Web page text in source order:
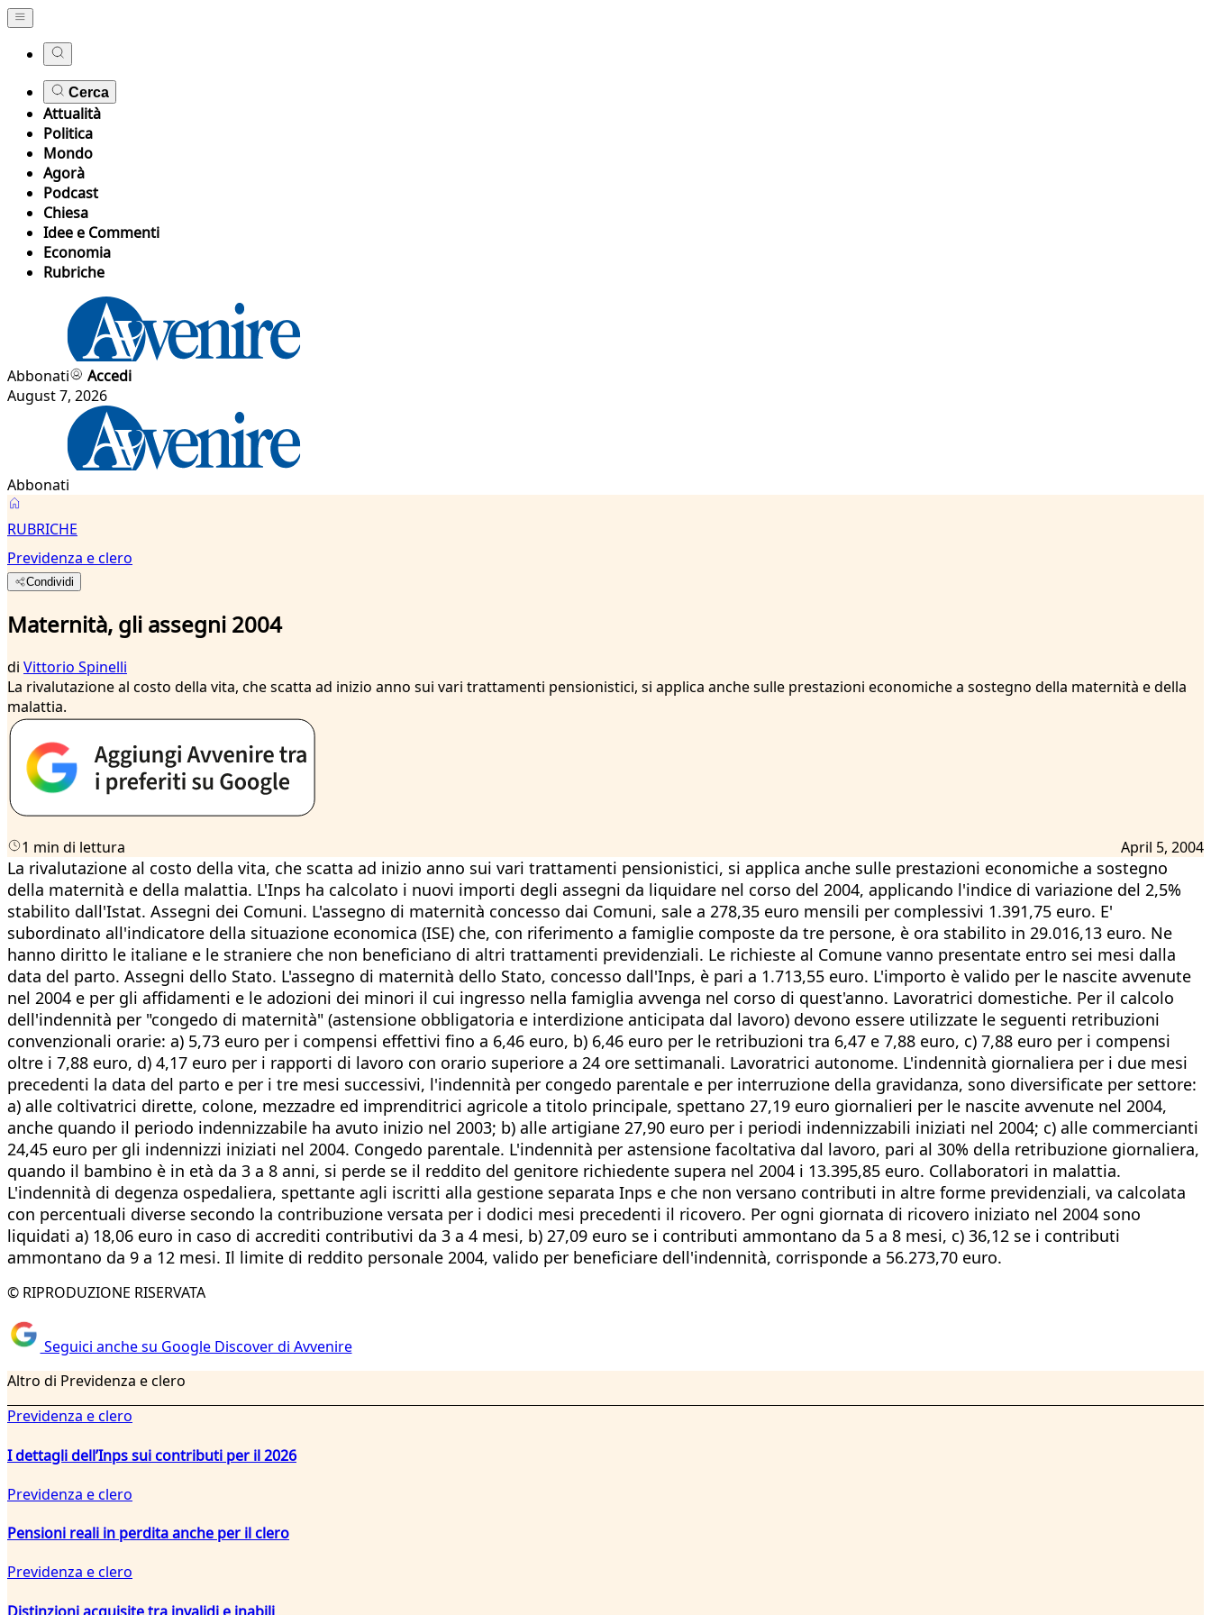
Cerca
Attualità
Politica
Mondo
Agorà
Podcast
Chiesa
Idee e Commenti
Economia
Rubriche
Abbonati
Accedi
August 7, 2026
Abbonati
RUBRICHE
Previdenza e clero
Condividi
Maternità, gli assegni 2004
di Vittorio Spinelli
La rivalutazione al costo della vita, che scatta ad inizio anno sui vari trattamenti pensionistici, si applica anche sulle prestazioni economiche a sostegno della maternità e della
malattia.
1 min di lettura April 5, 2004
La rivalutazione al costo della vita, che scatta ad inizio anno sui vari trattamenti pensionistici, si applica anche sulle prestazioni economiche a sostegno
della maternità e della malattia. L'Inps ha calcolato i nuovi importi degli assegni da liquidare nel corso del 2004, applicando l'indice di variazione del 2,5%
stabilito dall'Istat. Assegni dei Comuni. L'assegno di maternità concesso dai Comuni, sale a 278,35 euro mensili per complessivi 1.391,75 euro. E'
subordinato all'indicatore della situazione economica (ISE) che, con riferimento a famiglie composte da tre persone, è ora stabilito in 29.016,13 euro. Ne
hanno diritto le italiane e le straniere che non beneficiano di altri trattamenti previdenziali. Le richieste al Comune vanno presentate entro sei mesi dalla
data del parto. Assegni dello Stato. L'assegno di maternità dello Stato, concesso dall'Inps, è pari a 1.713,55 euro. L'importo è valido per le nascite avvenute
nel 2004 e per gli affidamenti e le adozioni dei minori il cui ingresso nella famiglia avvenga nel corso di quest'anno. Lavoratrici domestiche. Per il calcolo
dell'indennità per "congedo di maternità" (astensione obbligatoria e interdizione anticipata dal lavoro) devono essere utilizzate le seguenti retribuzioni
convenzionali orarie: a) 5,73 euro per i compensi effettivi fino a 6,46 euro, b) 6,46 euro per le retribuzioni tra 6,47 e 7,88 euro, c) 7,88 euro per i compensi
oltre i 7,88 euro, d) 4,17 euro per i rapporti di lavoro con orario superiore a 24 ore settimanali. Lavoratrici autonome. L'indennità giornaliera per i due mesi
precedenti la data del parto e per i tre mesi successivi, l'indennità per congedo parentale e per interruzione della gravidanza, sono diversificate per settore:
a) alle coltivatrici dirette, colone, mezzadre ed imprenditrici agricole a titolo principale, spettano 27,19 euro giornalieri per le nascite avvenute nel 2004,
anche quando il periodo indennizzabile ha avuto inizio nel 2003; b) alle artigiane 27,90 euro per i periodi indennizzabili iniziati nel 2004; c) alle commercianti
24,45 euro per gli indennizzi iniziati nel 2004. Congedo parentale. L'indennità per astensione facoltativa dal lavoro, pari al 30% della retribuzione giornaliera,
quando il bambino è in età da 3 a 8 anni, si perde se il reddito del genitore richiedente supera nel 2004 i 13.395,85 euro. Collaboratori in malattia.
L'indennità di degenza ospedaliera, spettante agli iscritti alla gestione separata Inps e che non versano contributi in altre forme previdenziali, va calcolata
con percentuali diverse secondo la contribuzione versata per i dodici mesi precedenti il ricovero. Per ogni giornata di ricovero iniziato nel 2004 sono
liquidati a) 18,06 euro in caso di accrediti contributivi da 3 a 4 mesi, b) 27,09 euro se i contributi ammontano da 5 a 8 mesi, c) 36,12 se i contributi
ammontano da 9 a 12 mesi. Il limite di reddito personale 2004, valido per beneficiare dell'indennità, corrisponde a 56.273,70 euro.
© RIPRODUZIONE RISERVATA
Seguici anche su Google Discover di Avvenire
Altro di Previdenza e clero
Previdenza e clero
I dettagli dell’Inps sui contributi per il 2026
Previdenza e clero
Pensioni reali in perdita anche per il clero
Previdenza e clero